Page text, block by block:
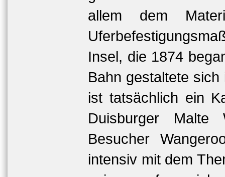
allem dem
Insel, die 1874
Bahn gestaltete
ist tatsächlich ein
Duisburger
Besucher
intensiv mit dem